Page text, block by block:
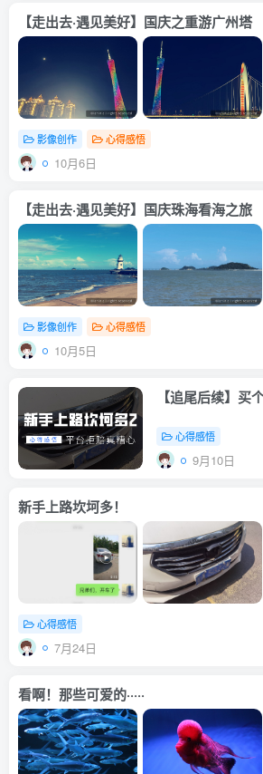
【走出去·遇见美好】国庆之重游广州塔
影像创作 心得感悟
10月6日
【走出去·遇见美好】国庆珠海看海之旅
影像创作 心得感悟
10月5日
【追尾后续】买
心得感悟
9月10日
新手上路坎坷多！
心得感悟
7月24日
看啊！那些可爱的·····